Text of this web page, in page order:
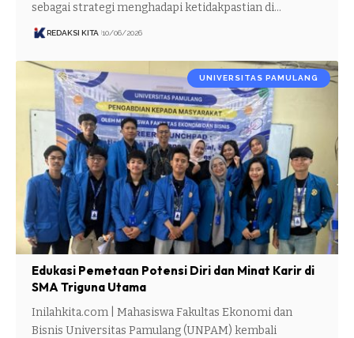
sebagai strategi menghadapi ketidakpastian di…
REDAKSI KITA 10/06/2026
UNIVERSITAS PAMULANG
Edukasi Pemetaan Potensi Diri dan Minat Karir di
SMA Triguna Utama
Inilahkita.com | Mahasiswa Fakultas Ekonomi dan
Bisnis Universitas Pamulang (UNPAM) kembali